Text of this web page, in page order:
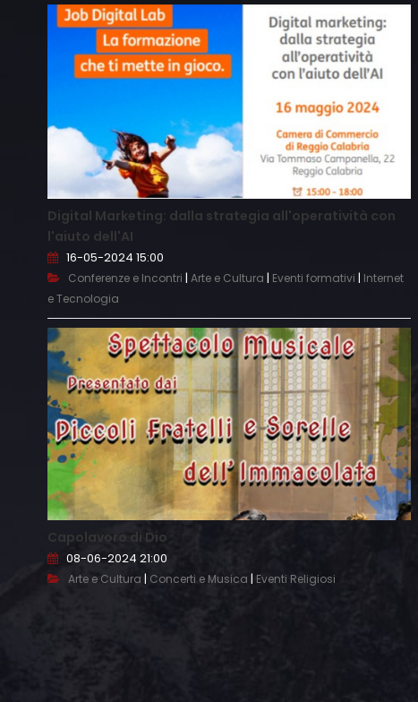
Digital Marketing: dalla strategia all'operatività con
l'aiuto dell'AI
16-05-2024 15:00
Conferenze e Incontri | Arte e Cultura | Eventi formativi | Internet
e Tecnologia
Capolavoro di Dio
08-06-2024 21:00
Arte e Cultura | Concerti e Musica | Eventi Religiosi